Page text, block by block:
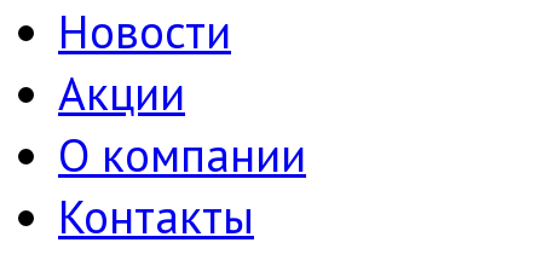
Новости
Акции
О компании
Контакты